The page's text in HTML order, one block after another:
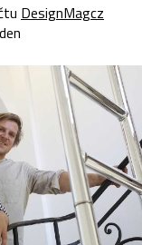
DesignMagcz